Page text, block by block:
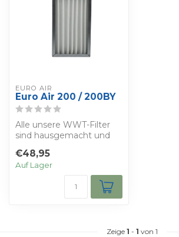
EURO AIR
Euro Air 200 / 200BY
Alle unsere WWT-Filter
sind hausgemacht und
ISO 16890 herge...
€48,95
Auf Lager
Zeige 1 - 1 von 1